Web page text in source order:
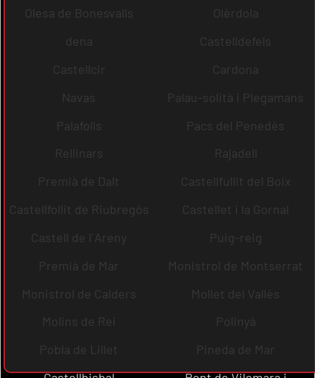
Olesa de Bonesvalls
Olèrdola
dena
Castelldefels
Castellcir
Cardona
Navas
Palau-solità i Plegamans
Palafolls
Pacs del Penedès
Rellinars
Rajadell
Premià de Dalt
Castellfullit del Boix
Castellfollit de Riubregós
Castellet i la Gornal
Castell de l´Areny
Puig-reig
Premià de Mar
Monistrol de Montserrat
Monistrol de Calders
Mollet del Vallès
Molins de Rei
Polinyà
Pobla de Lillet
Pineda de Mar